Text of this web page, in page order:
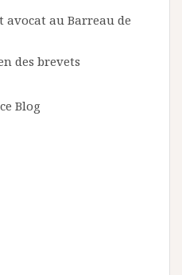
avocat au Barreau de
des brevets
Blog